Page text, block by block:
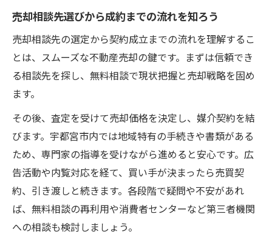
売却相談先選びから成約までの流れを知ろう
売却相談先の選定から契約成立までの流れを理解するこ
とは、スムーズな不動産売却の鍵です。まずは信頼でき
る相談先を探し、無料相談で現状把握と売却戦略を固め
ます。
その後、査定を受けて売却価格を決定し、媒介契約を結
びます。宇都宮市内では地域特有の手続きや書類がある
ため、専門家の指導を受けながら進めると安心です。広
告活動や内覧対応を経て、買い手が決まったら売買契
約、引き渡しと続きます。各段階で疑問や不安があれ
ば、無料相談の再利用や消費者センターなど第三者機関
への相談も検討しましょう。